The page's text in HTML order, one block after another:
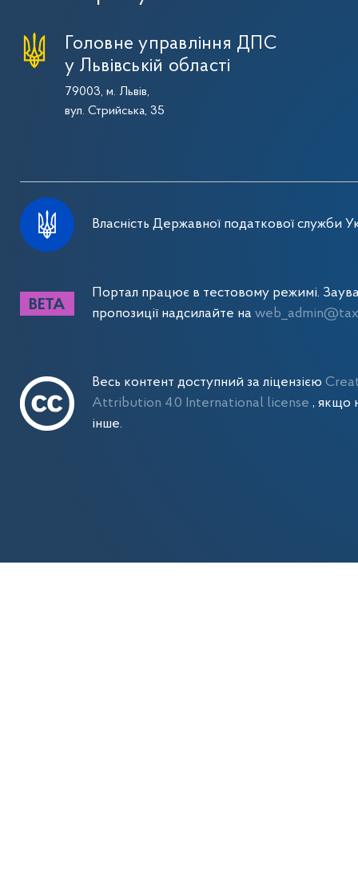
Головне управління ДПС
у Львівській області
79003, м. Львів,
вул. Стрийська, 35
Власність Державної податкової служби
Портал працює в тестовому режимі.
пропозиції надсилайте на
Весь контент доступний за ліцензією
Attribution 4.0 International license , якщо
інше.